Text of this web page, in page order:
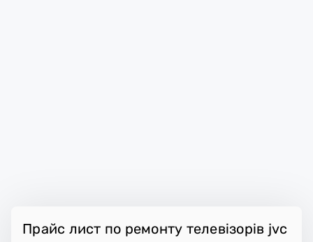
Прайс лист по ремонту телевізорів jvc